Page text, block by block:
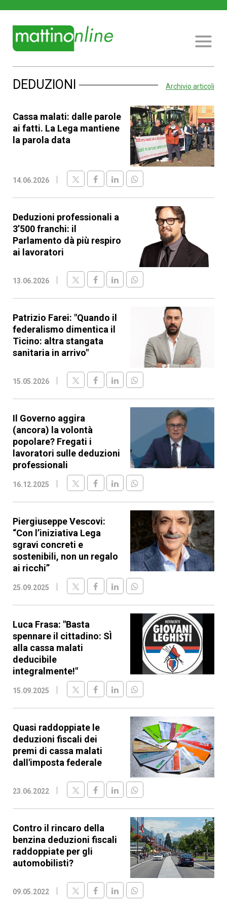
DEDUZIONI Archivio articoli
Cassa malati: dalle parole
ai fatti. La Lega mantiene
la parola data
14.06.2026
Deduzioni professionali a
3’500 franchi: il
Parlamento dà più respiro
ai lavoratori
13.06.2026
Patrizio Farei: "Quando il
federalismo dimentica il
Ticino: altra stangata
sanitaria in arrivo"
15.05.2026
Il Governo aggira
(ancora) la volontà
popolare? Fregati i
lavoratori sulle deduzioni
professionali
16.12.2025
Piergiuseppe Vescovi:
“Con l’iniziativa Lega
sgravi concreti e
sostenibili, non un regalo
ai ricchi”
25.09.2025
Luca Frasa: "Basta
spennare il cittadino: SÌ
alla cassa malati
deducibile
integralmente!"
15.09.2025
Quasi raddoppiate le
deduzioni fiscali dei
premi di cassa malati
dall'imposta federale
23.06.2022
Contro il rincaro della
benzina deduzioni fiscali
raddoppiate per gli
automobilisti?
09.05.2022